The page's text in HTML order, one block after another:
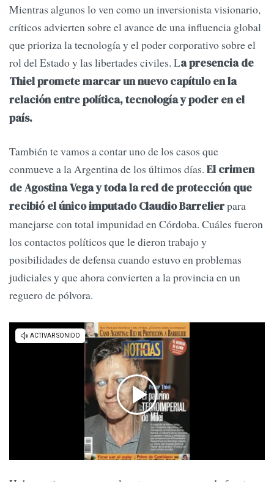
Mientras algunos lo ven como un inversionista visionario,
críticos advierten sobre el avance de una influencia global
que prioriza la tecnología y el poder corporativo sobre el
rol del Estado y las libertades civiles. La presencia de
Thiel promete marcar un nuevo capítulo en la
relación entre política, tecnología y poder en el
país.
También te vamos a contar uno de los casos que
conmueve a la Argentina de los últimos días. El crimen
de Agostina Vega y toda la red de protección que
recibió el único imputado Claudio Barrelierpara
manejarse con total impunidad en Córdoba. Cuáles fueron
los contactos políticos que le dieron trabajo y
posibilidades de defensa cuando estuvo en problemas
judiciales y que ahora convierten a la provincia en un
reguero de pólvora.